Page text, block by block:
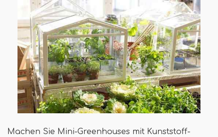
Machen Sie Mini-Greenhouses mit Kunststoff-